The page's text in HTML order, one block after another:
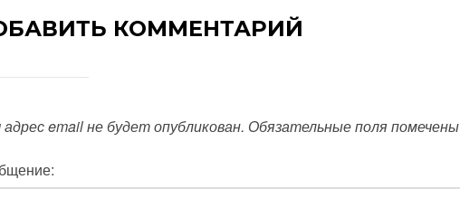
КОММЕНТАРИЙ
email не будет опубликован. Обязательные поля помечены